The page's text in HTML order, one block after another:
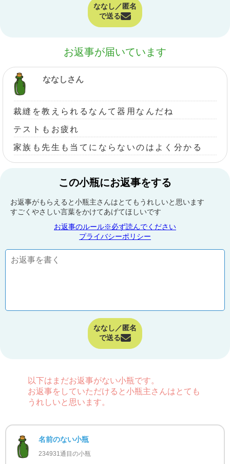
ななし／匿名
で送る
お返事が届いています
ななしさん
裁縫を教えられるなんて器用なんだね
テストもお疲れ
家族も先生も当てにならないのはよく分かる
この小瓶にお返事をする
お返事がもらえると小瓶主さんはとてもうれしいと思います
すごくやさしい言葉をかけてあげてほしいです
お返事のルール※必ず読んでください
プライバシーポリシー
ななし／匿名
で送る
以下はまだお返事がない小瓶です。
お返事をしていただけると小瓶主さんはとても
うれしいと思います。
名前のない小瓶
234931通目の小瓶